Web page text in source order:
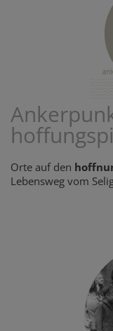
Orte auf den
Lebensweg vom